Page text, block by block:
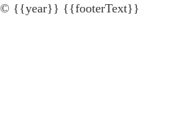
© {{year}} {{footerText}}